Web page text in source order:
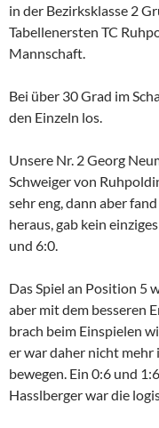
in der Bezirksklasse 2
Tabellenersten TC
Mannschaft.
Bei über 30 Grad im
den Einzeln los.
Unsere Nr. 2 Georg
Schweiger von
sehr eng, dann aber
heraus, gab kein
und 6:0.
Das Spiel an Position 5
aber mit dem besseren
brach beim Einspielen
er war daher nicht mehr
bewegen. Ein 0:6 und
Hasslberger war die